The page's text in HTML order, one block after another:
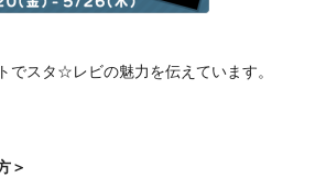
でスタ☆レビの魅力を伝えています。
＞